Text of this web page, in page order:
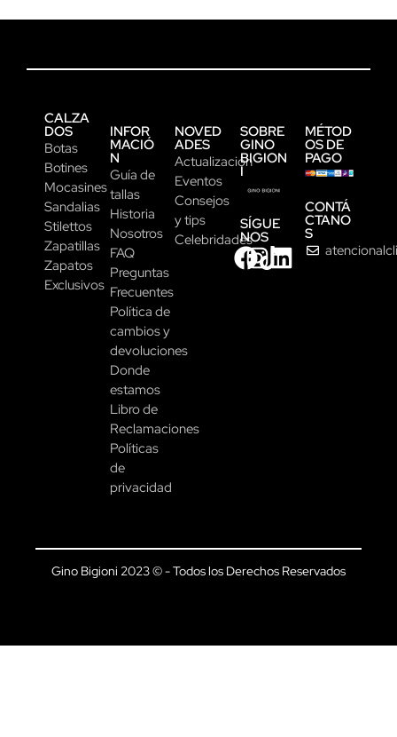
CALZA
DOS
Botas
Botines
Mocasines
Sandalias
Stilettos
Zapatillas
Zapatos
Exclusivos
INFOR
MACIÓ
N
Guía de
tallas
Historia
Nosotros
FAQ
Preguntas
Frecuentes
Política de
cambios y
devoluciones
Donde
estamos
Libro de
Reclamaciones
Políticas
de
privacidad
NOVED
ADES
Actualización
Eventos
Consejos
y tips
Celebridades
SOBRE
GINO
BIGION
I
SÍGUE
NOS
MÉTOD
OS DE
PAGO
CONTÁ
CTANO
S
Gino Bigioni 2023 © - Todos los Derechos Reservados